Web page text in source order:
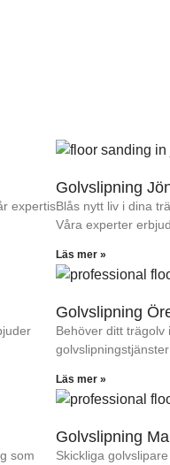
expertis
Golvslipning
Blås nytt liv i dina
Våra experter
Läs mer »
Golvslipning
Behöver ditt trägolv
Läs mer »
som
Golvslipning
Skickliga